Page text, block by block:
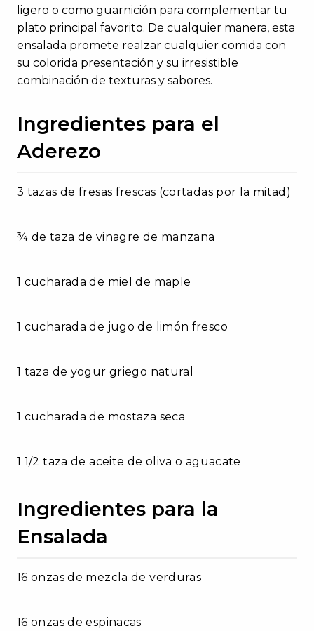
ligero o como guarnición para complementar tu
plato principal favorito. De cualquier manera, esta
ensalada promete realzar cualquier comida con
su colorida presentación y su irresistible
combinación de texturas y sabores.
Ingredientes para el
Aderezo
3 tazas de fresas frescas (cortadas por la mitad)
¾ de taza de vinagre de manzana
1 cucharada de miel de maple
1 cucharada de jugo de limón fresco
1 taza de yogur griego natural
1 cucharada de mostaza seca
1 1/2 taza de aceite de oliva o aguacate
Ingredientes para la
Ensalada
16 onzas de mezcla de verduras
16 onzas de espinacas